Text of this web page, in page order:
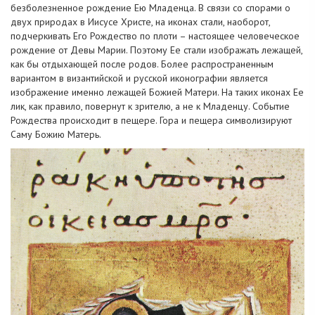
безболезненное рождение Ею Младенца. В связи со спорами о
двух природах в Иисусе Христе, на иконах стали, наоборот,
подчеркивать Его Рождество по плоти – настоящее человеческое
рождение от Девы Марии. Поэтому Ее стали изображать лежащей,
как бы отдыхающей после родов. Более распространенным
вариантом в византийской и русской иконографии является
изображение именно лежащей Божией Матери. На таких иконах Ее
лик, как правило, повернут к зрителю, а не к Младенцу. Событие
Рождества происходит в пещере. Гора и пещера символизируют
Саму Божию Матерь.